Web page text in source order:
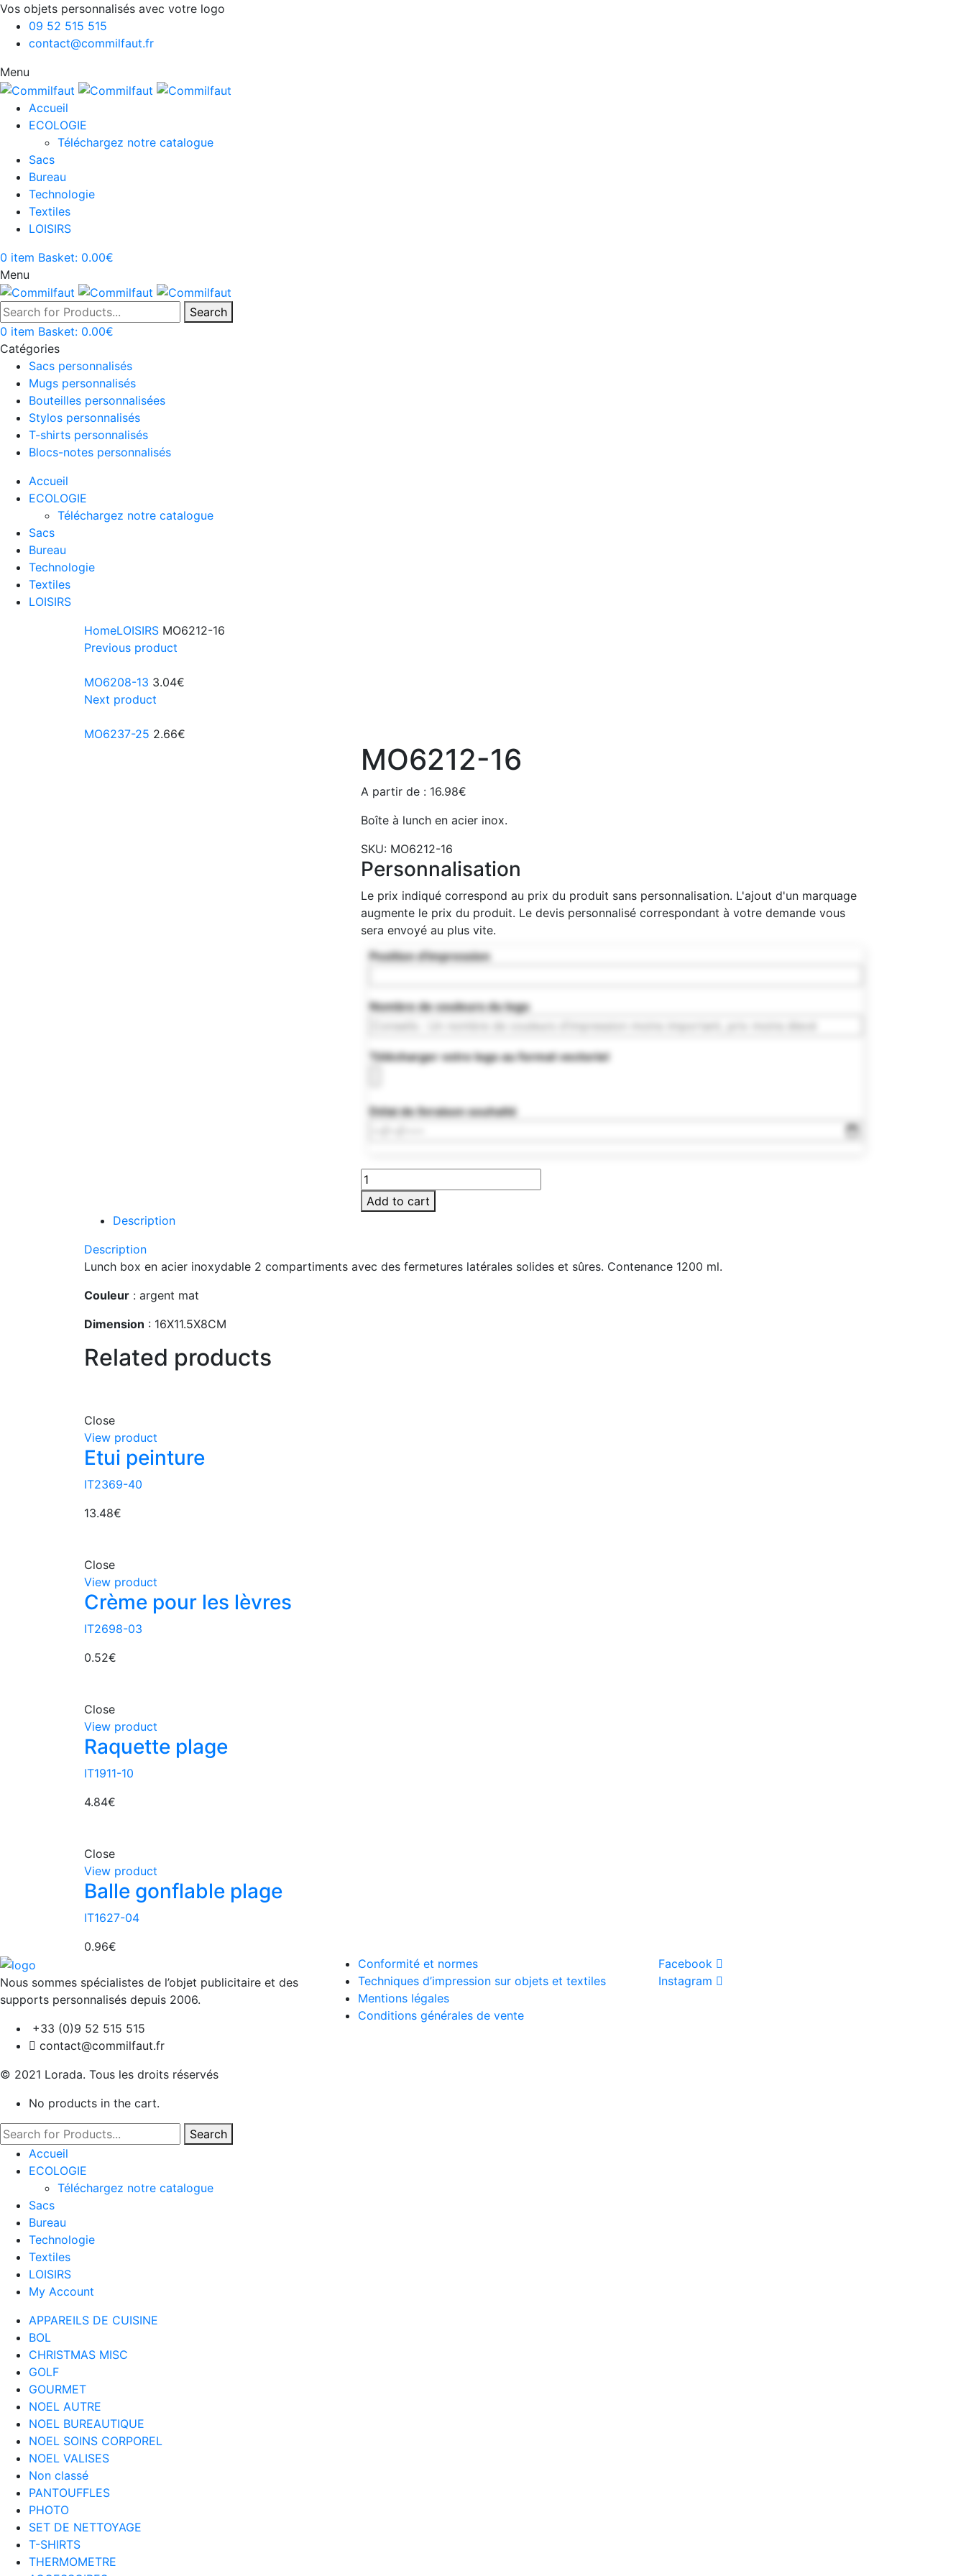
Vos objets personnalisés avec votre logo
09 52 515 515
contact@commilfaut.fr
Menu
Accueil
ECOLOGIE
Téléchargez notre catalogue
Sacs
Bureau
Technologie
Textiles
LOISIRS
0 item Basket: 0.00€
Menu
Search
0 item Basket: 0.00€
Catégories
Sacs personnalisés
Mugs personnalisés
Bouteilles personnalisées
Stylos personnalisés
T-shirts personnalisés
Blocs-notes personnalisés
Accueil
ECOLOGIE
Téléchargez notre catalogue
Sacs
Bureau
Technologie
Textiles
LOISIRS
HomeLOISIRS MO6212-16
Previous product
MO6208-13 3.04€
Next product
MO6237-25 2.66€
MO6212-16
A partir de : 16.98€
Boîte à lunch en acier inox.
SKU: MO6212-16
Personnalisation
Le prix indiqué correspond au prix du produit sans personnalisation. L'ajout d'un marquage
augmente le prix du produit. Le devis personnalisé correspondant à votre demande vous
sera envoyé au plus vite.
Position d'impression
Nombre de couleurs du logo
Télécharger votre logo au format vectoriel
Délai de livraison souhaité
MO6212-
16
quantity
Add to cart
Description
Description
Lunch box en acier inoxydable 2 compartiments avec des fermetures latérales solides et sûres. Contenance 1200 ml.
Couleur : argent mat
Dimension : 16X11.5X8CM
Related products
Close
View product
Etui peinture
IT2369-40
13.48€
Close
View product
Crème pour les lèvres
IT2698-03
0.52€
Close
View product
Raquette plage
IT1911-10
4.84€
Close
View product
Balle gonflable plage
IT1627-04
0.96€
Nous sommes spécialistes de l’objet publicitaire et des
supports personnalisés depuis 2006.
+33 (0)9 52 515 515
contact@commilfaut.fr
Conformité et normes
Techniques d’impression sur objets et textiles
Mentions légales
Conditions générales de vente
Facebook
Instagram
© 2021 Lorada. Tous les droits réservés
No products in the cart.
Search
Accueil
ECOLOGIE
Téléchargez notre catalogue
Sacs
Bureau
Technologie
Textiles
LOISIRS
My Account
APPAREILS DE CUISINE
BOL
CHRISTMAS MISC
GOLF
GOURMET
NOEL AUTRE
NOEL BUREAUTIQUE
NOEL SOINS CORPOREL
NOEL VALISES
Non classé
PANTOUFFLES
PHOTO
SET DE NETTOYAGE
T-SHIRTS
THERMOMETRE